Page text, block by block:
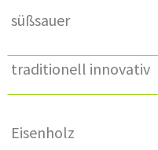
süßsauer
traditionell innovativ
Eisenholz